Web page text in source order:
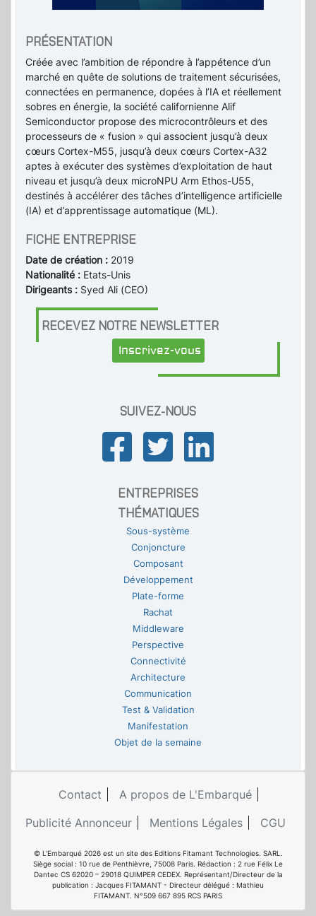
PRÉSENTATION
Créée avec l’ambition de répondre à l’appétence d’un
marché en quête de solutions de traitement sécurisées,
connectées en permanence, dopées à l’IA et réellement
sobres en énergie, la société californienne Alif
Semiconductor propose des microcontrôleurs et des
processeurs de « fusion » qui associent jusqu’à deux
cœurs Cortex-M55, jusqu’à deux cœurs Cortex-A32
aptes à exécuter des systèmes d’exploitation de haut
niveau et jusqu’à deux microNPU Arm Ethos-U55,
destinés à accélérer des tâches d’intelligence artificielle
(IA) et d’apprentissage automatique (ML).
FICHE ENTREPRISE
Date de création : 2019
Nationalité : Etats-Unis
Dirigeants : Syed Ali (CEO)
RECEVEZ NOTRE NEWSLETTER
Inscrivez-vous
SUIVEZ-NOUS
ENTREPRISES
THÉMATIQUES
Sous-système
Conjoncture
Composant
Développement
Plate-forme
Rachat
Middleware
Perspective
Connectivité
Architecture
Communication
Test & Validation
Manifestation
Objet de la semaine
Contact
A propos de L'Embarqué
Publicité Annonceur
Mentions Légales CGU
© L'Embarqué 2026 est un site des Editions Fitamant Technologies. SARL.
Siège social : 10 rue de Penthièvre, 75008 Paris. Rédaction : 2 rue Félix Le
Dantec CS 62020 – 29018 QUIMPER CEDEX. Représentant/Directeur de la
publication : Jacques FITAMANT - Directeur délégué : Mathieu
FITAMANT. N°509 667 895 RCS PARIS